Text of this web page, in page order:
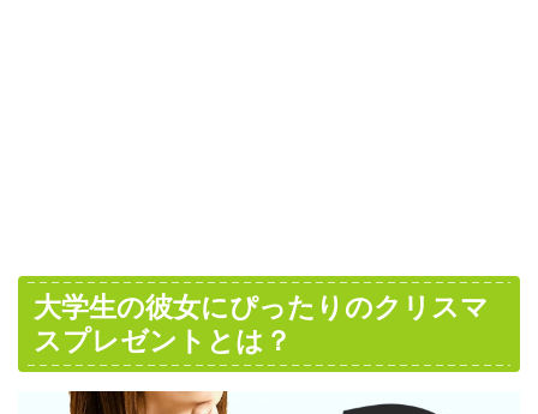
大学生の彼女にぴったりのクリスマ
スプレゼントとは？